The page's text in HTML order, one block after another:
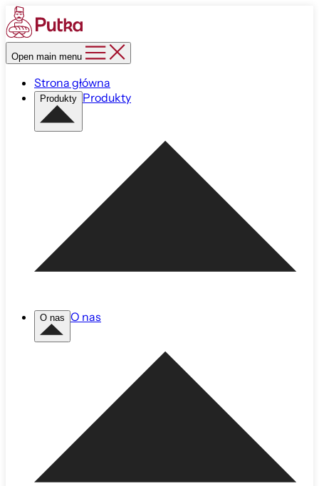
Open main menu
Strona główna
Produkty Produkty
O nas O nas